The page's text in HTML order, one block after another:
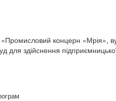
концерн «Мрія»,
для здійснення